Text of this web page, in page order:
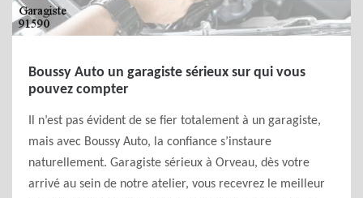
Boussy Auto un garagiste sérieux sur qui vous
pouvez compter
Il n’est pas évident de se fier totalement à un garagiste,
mais avec Boussy Auto, la confiance s’instaure
naturellement. Garagiste sérieux à Orveau, dès votre
arrivé au sein de notre atelier, vous recevrez le meilleur